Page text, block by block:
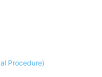
Procedure)